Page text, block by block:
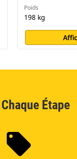
Poids
198 kg
Étape